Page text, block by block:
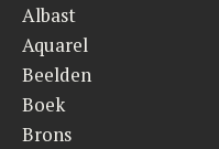
Albast
Aquarel
Beelden
Boek
Brons